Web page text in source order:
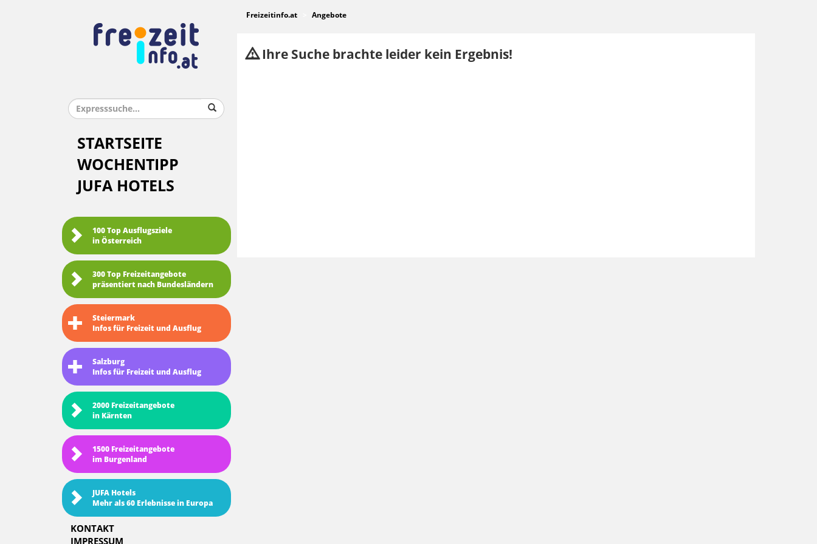
STARTSEITE
WOCHENTIPP
JUFA HOTELS
100 Top Ausflugsziele
in Österreich
300 Top Freizeitangebote
präsentiert nach Bundesländern
Steiermark
Infos für Freizeit und Ausflug
Salzburg
Infos für Freizeit und Ausflug
2000 Freizeitangebote
in Kärnten
1500 Freizeitangebote
im Burgenland
JUFA Hotels
Mehr als 60 Erlebnisse in Europa
KONTAKT
IMPRESSUM
Freizeitinfo.at Angebote
Ihre Suche brachte leider kein Ergebnis!